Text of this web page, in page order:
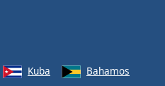
Kuba
Bahamos